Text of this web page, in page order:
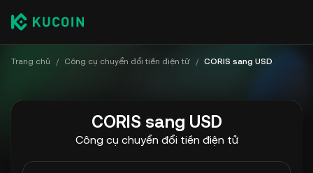
Trang chủ / Công cụ chuyển đổi tiền điện tử / CORIS sang USD
CORIS sang USD
Công cụ chuyển đổi tiền điện tử